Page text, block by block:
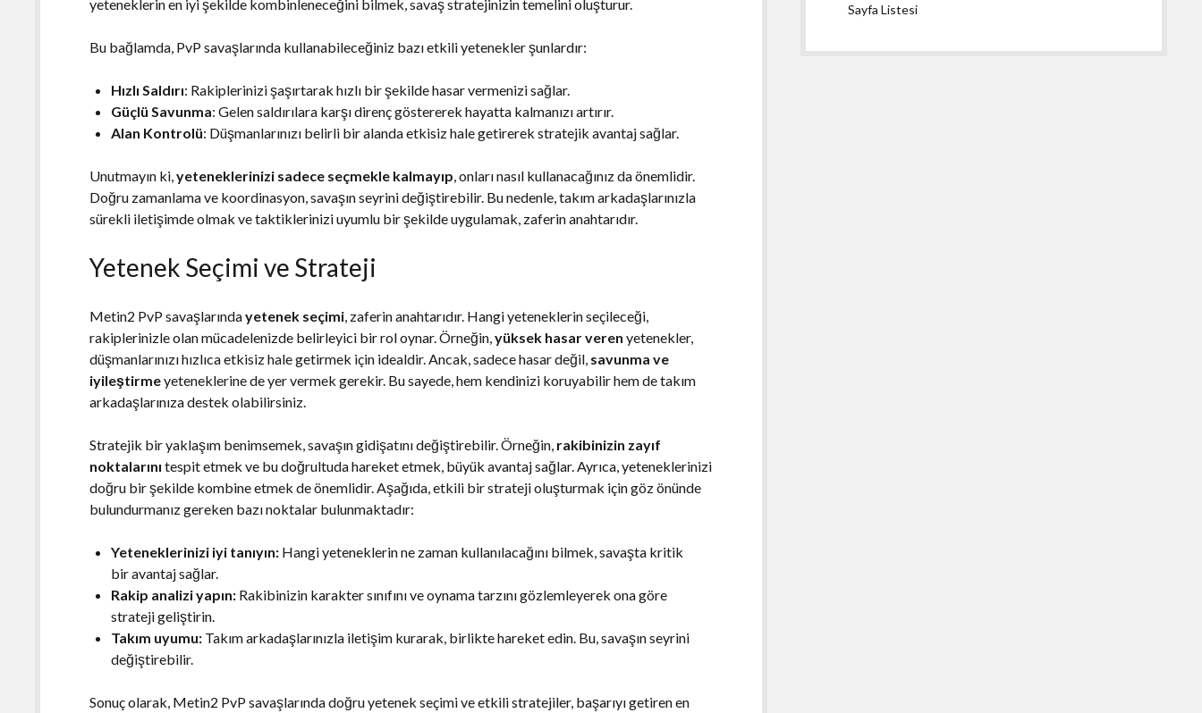
yeteneklerin en iyi şekilde kombinleneceğini bilmek, savaş stratejinizin temelini oluşturur.
Bu bağlamda, PvP savaşlarında kullanabileceğiniz bazı etkili yetenekler şunlardır:
Hızlı Saldırı: Rakiplerinizi şaşırtarak hızlı bir şekilde hasar vermenizi sağlar.
Güçlü Savunma: Gelen saldırılara karşı direnç göstererek hayatta kalmanızı artırır.
Alan Kontrolü: Düşmanlarınızı belirli bir alanda etkisiz hale getirerek stratejik avantaj sağlar.
Unutmayın ki,yeteneklerinizi sadece seçmekle kalmayıp, onları nasıl kullanacağınız da önemlidir.
Doğru zamanlama ve koordinasyon, savaşın seyrini değiştirebilir. Bu nedenle, takım arkadaşlarınızla
sürekli iletişimde olmak ve taktiklerinizi uyumlu bir şekilde uygulamak, zaferin anahtarıdır.
Yetenek Seçimi ve Strateji
Metin2 PvP savaşlarındayetenek seçimi, zaferin anahtarıdır. Hangi yeteneklerin seçileceği,
rakiplerinizle olan mücadelenizde belirleyici bir rol oynar. Örneğin,yüksek hasar veren yetenekler,
düşmanlarınızı hızlıca etkisiz hale getirmek için idealdir. Ancak, sadece hasar değil, savunma ve
iyileştirmeyeteneklerine de yer vermek gerekir. Bu sayede, hem kendinizi koruyabilir hem de takım
arkadaşlarınıza destek olabilirsiniz.
Stratejik bir yaklaşım benimsemek, savaşın gidişatını değiştirebilir. Örneğin, rakibinizin zayıf
noktalarını tespit etmek ve bu doğrultuda hareket etmek, büyük avantaj sağlar. Ayrıca, yeteneklerinizi
doğru bir şekilde kombine etmek de önemlidir. Aşağıda, etkili bir strateji oluşturmak için göz önünde
bulundurmanız gereken bazı noktalar bulunmaktadır:
Yeteneklerinizi iyi tanıyın: Hangi yeteneklerin ne zaman kullanılacağını bilmek, savaşta kritik
bir avantaj sağlar.
Rakip analizi yapın: Rakibinizin karakter sınıfını ve oynama tarzını gözlemleyerek ona göre
strateji geliştirin.
Takım uyumu: Takım arkadaşlarınızla iletişim kurarak, birlikte hareket edin. Bu, savaşın seyrini
değiştirebilir.
Sonuç olarak, Metin2 PvP savaşlarında doğru yetenek seçimi ve etkili stratejiler, başarıyı getiren en
Sayfa Listesi